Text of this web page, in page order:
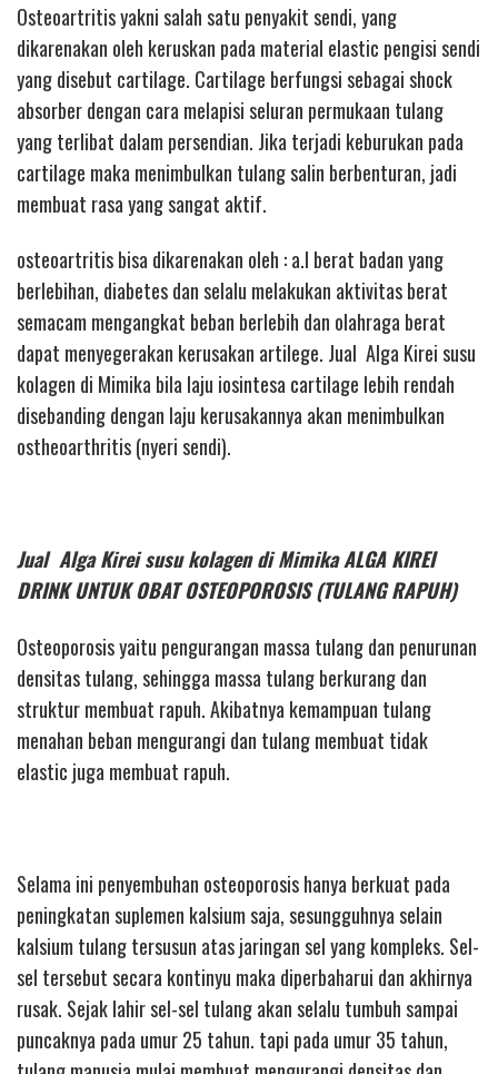
Osteoartritis yakni salah satu penyakit sendi, yang
dikarenakan oleh keruskan pada material elastic pengisi sendi
yang disebut cartilage. Cartilage berfungsi sebagai shock
absorber dengan cara melapisi seluran permukaan tulang
yang terlibat dalam persendian. Jika terjadi keburukan pada
cartilage maka menimbulkan tulang salin berbenturan, jadi
membuat rasa yang sangat aktif.
osteoartritis bisa dikarenakan oleh : a.l berat badan yang
berlebihan, diabetes dan selalu melakukan aktivitas berat
semacam mengangkat beban berlebih dan olahraga berat
dapat menyegerakan kerusakan artilege. Jual Alga Kirei susu
kolagen di Mimika bila laju iosintesa cartilage lebih rendah
disebanding dengan laju kerusakannya akan menimbulkan
ostheoarthritis (nyeri sendi).
Jual Alga Kirei susu kolagen di Mimika ALGA KIREI
DRINK UNTUK OBAT OSTEOPOROSIS (TULANG RAPUH)
Osteoporosis yaitu pengurangan massa tulang dan penurunan
densitas tulang, sehingga massa tulang berkurang dan
struktur membuat rapuh. Akibatnya kemampuan tulang
menahan beban mengurangi dan tulang membuat tidak
elastic juga membuat rapuh.
Selama ini penyembuhan osteoporosis hanya berkuat pada
peningkatan suplemen kalsium saja, sesungguhnya selain
kalsium tulang tersusun atas jaringan sel yang kompleks. Sel-
sel tersebut secara kontinyu maka diperbaharui dan akhirnya
rusak. Sejak lahir sel-sel tulang akan selalu tumbuh sampai
puncaknya pada umur 25 tahun. tapi pada umur 35 tahun,